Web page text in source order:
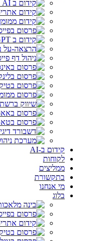
קידום ב-AI
לקוחות
ממליצים
בתקשורת
מי אנחנו
בלוג